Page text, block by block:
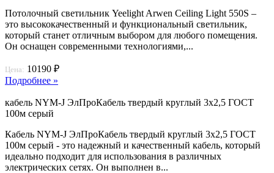
Потолочный светильник Yeelight Arwen Ceiling Light 550S –
это высококачественный и функциональный светильник,
который станет отличным выбором для любого помещения.
Он оснащен современными технологиями,...
Цена: 10190 ₽
Подробнее »
кабель NYM-J ЭлПроКабель твердый круглый 3х2,5 ГОСТ
100м серый
Кабель NYM-J ЭлПроКабель твердый круглый 3х2,5 ГОСТ
100м серый - это надежный и качественный кабель, который
идеально подходит для использования в различных
электрических сетях. Он выполнен в...